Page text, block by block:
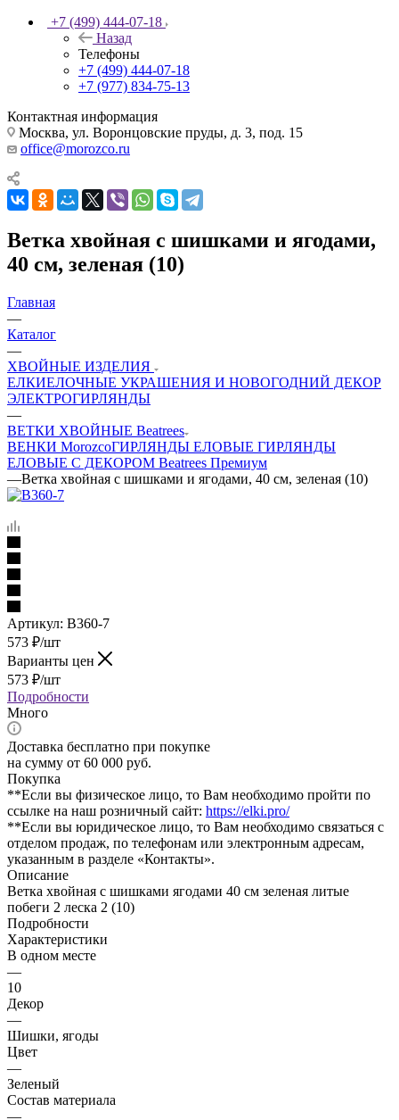
+7 (499) 444-07-18
Назад
Телефоны
+7 (499) 444-07-18
+7 (977) 834-75-13
Контактная информация
Москва, ул. Воронцовские пруды, д. 3, под. 15
office@morozco.ru
Ветка хвойная с шишками и ягодами,
40 см, зеленая (10)
Главная
—
Каталог
—
ХВОЙНЫЕ ИЗДЕЛИЯ
ЕЛКИЕЛОЧНЫЕ УКРАШЕНИЯ И НОВОГОДНИЙ ДЕКОР
ЭЛЕКТРОГИРЛЯНДЫ
—
ВЕТКИ ХВОЙНЫЕ Beatrees
ВЕНКИ MorozcoГИРЛЯНДЫ ЕЛОВЫЕ ГИРЛЯНДЫ
ЕЛОВЫЕ С ДЕКОРОМ Beatrees Премиум
—Ветка хвойная с шишками и ягодами, 40 см, зеленая (10)
Артикул: В360-7
573 ₽/шт
Варианты цен
573 ₽/шт
Подробности
Много
Доставка бесплатно при покупке
на сумму от 60 000 руб.
Покупка
**Если вы физическое лицо, то Вам необходимо пройти по
ссылке на наш розничный сайт: https://elki.pro/
**Если вы юридическое лицо, то Вам необходимо связаться с
отделом продаж, по телефонам или электронным адресам,
указанным в разделе «Контакты».
Описание
Ветка хвойная с шишками ягодами 40 см зеленая литые
побеги 2 леска 2 (10)
Подробности
Характеристики
В одном месте
—
10
Декор
—
Шишки, ягоды
Цвет
—
Зеленый
Состав материала
—